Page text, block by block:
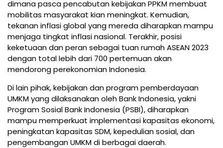
dimana pasca pencabutan kebijakan PPKM membuat
mobilitas masyarakat kian meningkat. Kemudian,
tekanan inflasi global yang mereda diharapkan mampu
menjaga tingkat inflasi nasional. Terakhir, posisi
keketuaan dan peran sebagai tuan rumah ASEAN 2023
dengan total lebih dari 700 pertemuan akan
mendorong perekonomian Indonesia.
Di lain pihak, kebijakan dan program pemberdayaan
UMKM yang dilaksanakan oleh Bank Indonesia, yakni
Program Sosial Bank Indonesia (PSBI), diharapkan
mampu memperkuat implementasi kapasitas ekonomi,
peningkatan kapasitas SDM, kepedulian sosial, dan
pengembangan UMKM di berbagai daerah.